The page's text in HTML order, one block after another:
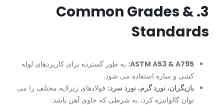
3. Common Grades &
Standards
ASTM A53 & A795: به طور گسترده برای کاربردهای لوله
کشی و سازه استفاده می شود.
بازیگران، نورد گرم، نورد سرد: فولادهای زیرلایه مختلف را می
توان گالوانیزه کرد، به شرطی که حاوی آهن باشد.